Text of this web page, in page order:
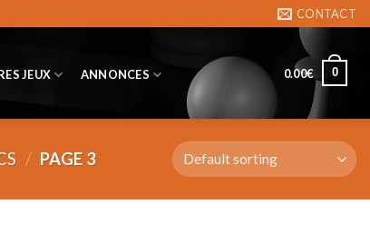
CONTACT
JEUX ANNONCES 0.00€ 0
/ PAGE 3